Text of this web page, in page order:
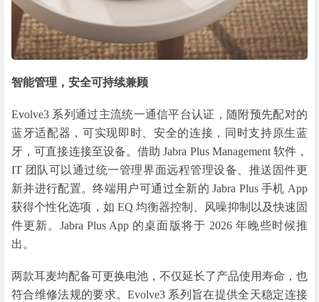
智能管理，安全可持续兼顾
Evolve3 系列通过主流统一通信平台认证，随附预先配对的
蓝牙适配器，可实现即时、安全的连接，同时支持原生蓝
牙，可直接连接至设备。借助 Jabra Plus Management 软件，
IT 团队可以通过统一管理界面远程管理设备、推送固件更
新并进行配置。终端用户可通过全新的 Jabra Plus 手机 App
获得个性化选项，如 EQ 均衡器控制、风噪抑制以及快速固
件更新。Jabra Plus App 的桌面版将于 2026 年晚些时候推
出。
两款耳麦均配备可更换电池，不仅延长了产品使用寿命，也
符合维修法规的要求。Evolve3 系列旨在提供全天稳定连接